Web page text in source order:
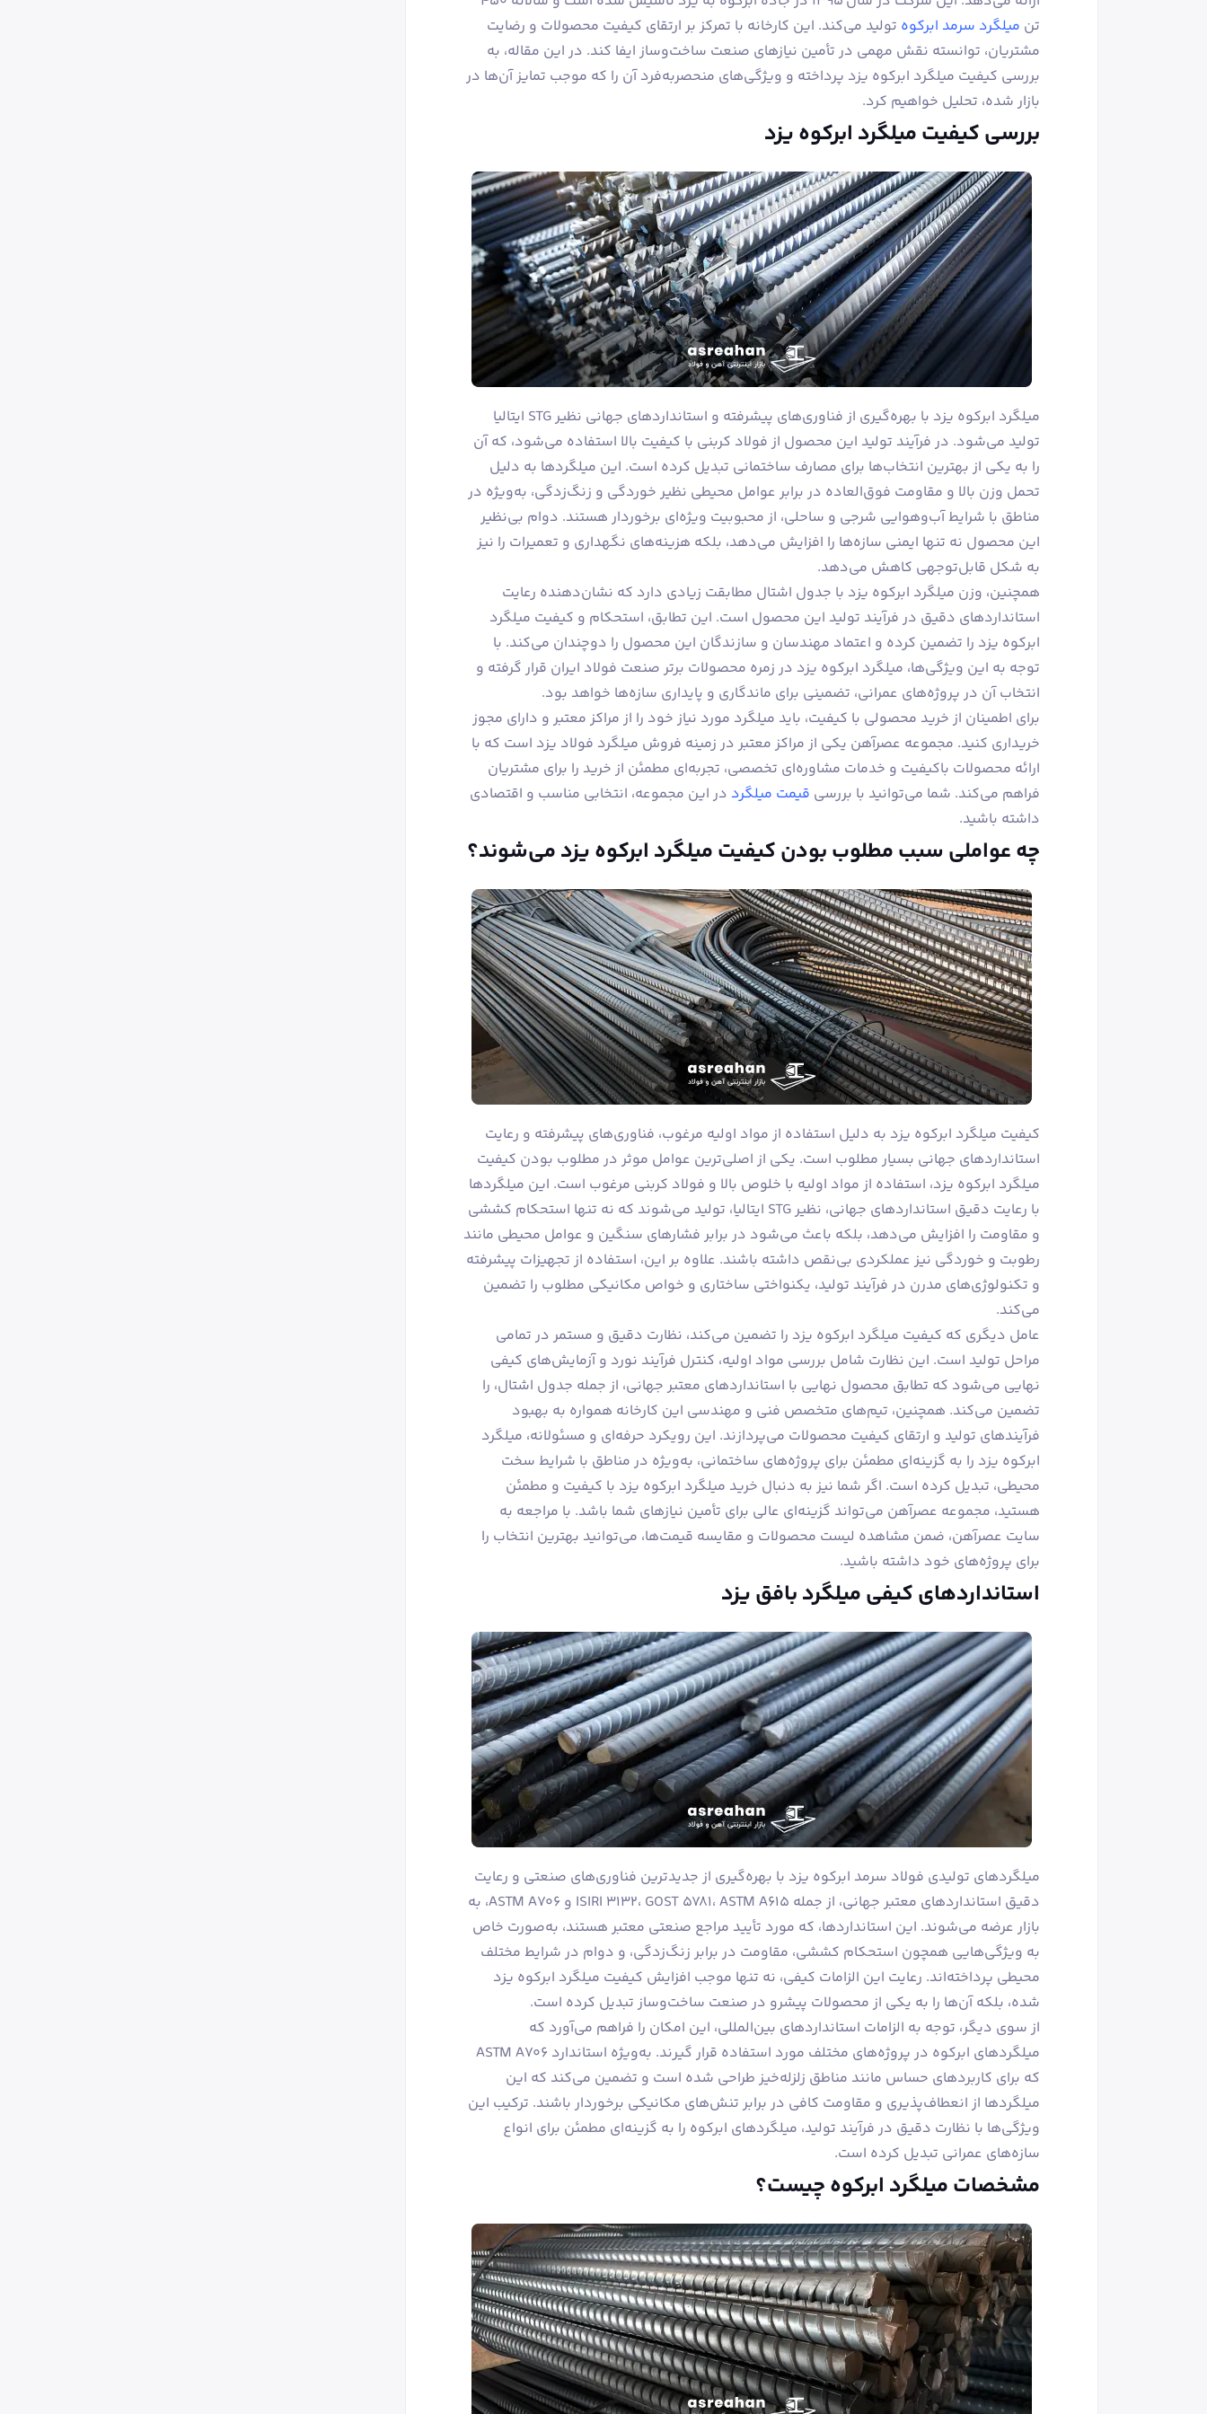
تن میلگرد سرمد ابرکوه تولید ‌می‌کند. این کارخانه با تمرکز بر ارتقای کیفیت محصولات و رضایت
مشتریان، توانسته نقش مهمی در تأمین نیازهای صنعت ساخت‌وساز ایفا کند. در این مقاله، به
بررسی کیفیت میلگرد ابرکوه یزد پرداخته و ویژگی‌های منحصربه‌فرد آن‌ را که موجب تمایز آن‌ها در
بازار شده، تحلیل خواهیم کرد.
بررسی کیفیت میلگرد ابرکوه یزد
میلگرد ابرکوه یزد با بهره‌گیری از فناوری‌های پیشرفته و استانداردهای جهانی نظیر STG ایتالیا
تولید می‌شود. در فرآیند تولید این محصول از فولاد کربنی با کیفیت بالا استفاده می‌شود، که آن
را به یکی از بهترین انتخاب‌ها برای مصارف ساختمانی تبدیل کرده است. این میلگردها به دلیل
تحمل وزن بالا و مقاومت فوق‌العاده در برابر عوامل محیطی نظیر خوردگی و زنگ‌زدگی، به‌ویژه در
مناطق با شرایط آب‌وهوایی شرجی و ساحلی، از محبوبیت ویژه‌ای برخوردار هستند. دوام بی‌نظیر
این محصول نه تنها ایمنی سازه‌ها را افزایش می‌دهد، بلکه هزینه‌های نگهداری و تعمیرات را نیز
به شکل قابل‌توجهی کاهش می‌دهد.
همچنین، وزن میلگرد ابرکوه یزد با جدول اشتال مطابقت زیادی دارد که نشان‌دهنده رعایت
استانداردهای دقیق در فرآیند تولید این محصول است. این تطابق، استحکام و کیفیت میلگرد
ابرکوه یزد را تضمین کرده و اعتماد مهندسان و سازندگان این محصول را دوچندان می‌کند. با
توجه به این ویژگی‌ها، میلگرد ابرکوه یزد در زمره محصولات برتر صنعت فولاد ایران قرار گرفته و
انتخاب آن در پروژه‌های عمرانی، تضمینی برای ماندگاری و پایداری سازه‌ها خواهد بود.
برای اطمینان از خرید محصولی با کیفیت، باید میلگرد مورد نیاز خود را از مراکز معتبر و دارای مجوز
خریداری کنید. مجموعه عصرآهن یکی از مراکز معتبر در زمینه فروش میلگرد فولاد یزد است که با
ارائه محصولات باکیفیت و خدمات مشاوره‌ای تخصصی، تجربه‌ای مطمئن از خرید را برای مشتریان
فراهم می‌کند. شما می‌توانید با بررسی قیمت میلگرد در این مجموعه، انتخابی مناسب و اقتصادی
داشته باشید.
چه عواملی سبب مطلوب بودن کیفیت میلگرد ابرکوه یزد می‌شوند؟
کیفیت میلگرد ابرکوه یزد به دلیل استفاده از مواد اولیه مرغوب، فناوری‌های پیشرفته و رعایت
استانداردهای جهانی بسیار مطلوب است. یکی از اصلی‌ترین عوامل موثر در مطلوب بودن کیفیت
میلگرد ابرکوه یزد، استفاده از مواد اولیه با خلوص بالا و فولاد کربنی مرغوب است. این میلگردها
با رعایت دقیق استانداردهای جهانی، نظیر STG ایتالیا، تولید می‌شوند که نه تنها استحکام کششی
و مقاومت را افزایش می‌دهد، بلکه باعث می‌شود در برابر فشارهای سنگین و عوامل محیطی مانند
رطوبت و خوردگی نیز عملکردی بی‌نقص داشته باشند. علاوه بر این، استفاده از تجهیزات پیشرفته
و تکنولوژی‌های مدرن در فرآیند تولید، یکنواختی ساختاری و خواص مکانیکی مطلوب را تضمین
می‌کند.
عامل دیگری که کیفیت میلگرد ابرکوه یزد را تضمین می‌کند، نظارت دقیق و مستمر در تمامی
مراحل تولید است. این نظارت شامل بررسی مواد اولیه، کنترل فرآیند نورد و آزمایش‌های کیفی
نهایی می‌شود که تطابق محصول نهایی با استانداردهای معتبر جهانی، از جمله جدول اشتال، را
تضمین می‌کند. همچنین، تیم‌های متخصص فنی و مهندسی این کارخانه همواره به بهبود
فرآیندهای تولید و ارتقای کیفیت محصولات می‌پردازند. این رویکرد حرفه‌ای و مسئولانه، میلگرد
ابرکوه یزد را به گزینه‌ای مطمئن برای پروژه‌های ساختمانی، به‌ویژه در مناطق با شرایط سخت
محیطی، تبدیل کرده است. اگر شما نیز به دنبال خرید میلگرد ابرکوه یزد با کیفیت و مطمئن
هستید، مجموعه عصرآهن می‌تواند گزینه‌ای عالی برای تأمین نیازهای شما باشد. با مراجعه به
سایت عصرآهن، ضمن مشاهده لیست محصولات و مقایسه قیمت‌ها، می‌توانید بهترین انتخاب را
برای پروژه‌های خود داشته باشید.
استانداردهای کیفی میلگرد بافق یزد
میلگردهای تولیدی فولاد سرمد ابرکوه یزد با بهره‌گیری از جدیدترین فناوری‌های صنعتی و رعایت
دقیق استانداردهای معتبر جهانی، از جمله ISIRI 3132، GOST 5781، ASTM A615 و ASTM A706، به
بازار عرضه می‌شوند. این استانداردها، که مورد تأیید مراجع صنعتی معتبر هستند، به‌صورت خاص
به ویژگی‌هایی همچون استحکام کششی، مقاومت در برابر زنگ‌زدگی، و دوام در شرایط مختلف
محیطی پرداخته‌اند. رعایت این الزامات کیفی، نه تنها موجب افزایش کیفیت میلگرد ابرکوه یزد
شده، بلکه آن‌ها را به یکی از محصولات پیشرو در صنعت ساخت‌وساز تبدیل کرده است.
از سوی دیگر، توجه به الزامات استانداردهای بین‌المللی، این امکان را فراهم می‌آورد که
میلگردهای ابرکوه در پروژه‌های مختلف مورد استفاده قرار گیرند. به‌ویژه استاندارد ASTM A706
که برای کاربردهای حساس مانند مناطق زلزله‌خیز طراحی شده است و تضمین می‌کند که این
میلگردها از انعطاف‌پذیری و مقاومت کافی در برابر تنش‌های مکانیکی برخوردار باشند. ترکیب این
ویژگی‌ها با نظارت دقیق در فرآیند تولید، میلگردهای ابرکوه را به گزینه‌ای مطمئن برای انواع
سازه‌های عمرانی تبدیل کرده است.
مشخصات میلگرد ابرکوه چیست؟